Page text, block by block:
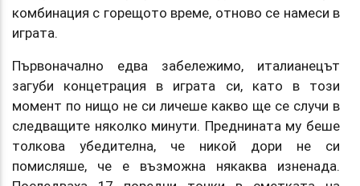
комбинация с горещото време, отново се намеси в
играта.
Първоначално едва забележимо, италианецът
загуби концетрация в играта си, като в този
момент по нищо не си личеше какво ще се случи в
следващите няколко минути. Преднината му беше
толкова убедителна, че никой дори не си
помисляше, че е възможна някаква изненада.